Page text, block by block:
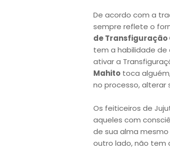
De acordo com a
sempre reflete o
de Transfiguração
tem a habilidade de
ativar a
Mahito toca
no processo, alterar
Os feiticeiros de
aqueles com
de sua alma
outro lado, não tem